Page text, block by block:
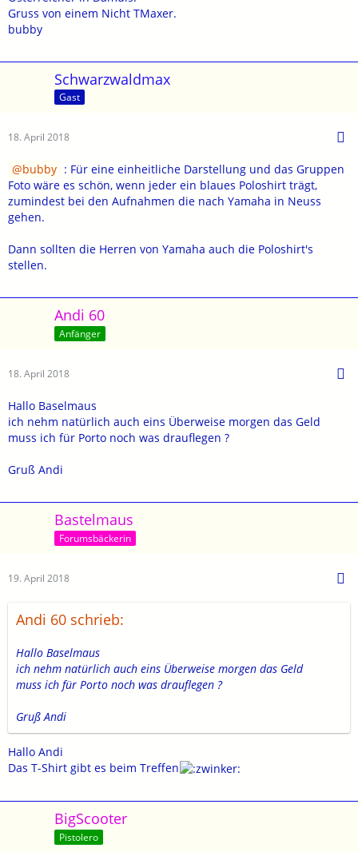
Gruss von einem Nicht TMaxer.
bubby
Schwarzwaldmax
Gast
18. April 2018
bubby : Für eine einheitliche Darstellung und das Gruppen
Foto wäre es schön, wenn jeder ein blaues Poloshirt trägt,
zumindest bei den Aufnahmen die nach Yamaha in Neuss
gehen.
Dann sollten die Herren von Yamaha auch die Poloshirt's
stellen.
Andi 60
Anfänger
18. April 2018
Hallo Baselmaus
ich nehm natürlich auch eins Überweise morgen das Geld
muss ich für Porto noch was drauflegen ?
Gruß Andi
Bastelmaus
Forumsbäckerin
19. April 2018
Andi 60 schrieb:
Hallo Baselmaus
ich nehm natürlich auch eins Überweise morgen das Geld
muss ich für Porto noch was drauflegen ?
Gruß Andi
Hallo Andi
Das T-Shirt gibt es beim Treffen
BigScooter
Pistolero